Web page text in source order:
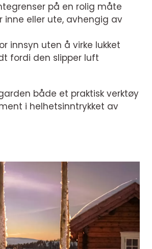
på en rolig måte
inne eller ute, avhengig av
innsyn uten å virke lukket
fordi den slipper luft
både et praktisk verktøy
i helhetsinntrykket av